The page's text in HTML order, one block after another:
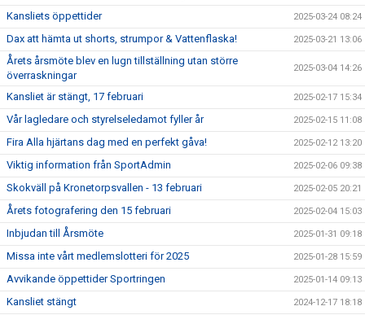
Kansliets öppettider 2025-03-24 08:24
Dax att hämta ut shorts, strumpor & Vattenflaska! 2025-03-21 13:06
Årets årsmöte blev en lugn tillställning utan större
överraskningar
2025-03-04 14:26
Kansliet är stängt, 17 februari 2025-02-17 15:34
Vår lagledare och styrelseledamot fyller år 2025-02-15 11:08
Fira Alla hjärtans dag med en perfekt gåva! 2025-02-12 13:20
Viktig information från SportAdmin 2025-02-06 09:38
Skokväll på Kronetorpsvallen - 13 februari 2025-02-05 20:21
Årets fotografering den 15 februari 2025-02-04 15:03
Inbjudan till Årsmöte 2025-01-31 09:18
Missa inte vårt medlemslotteri för 2025 2025-01-28 15:59
Avvikande öppettider Sportringen 2025-01-14 09:13
Kansliet stängt 2024-12-17 18:18